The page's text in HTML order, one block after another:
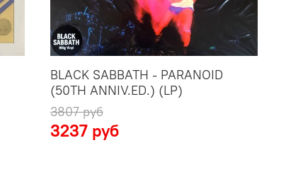
BLACK SABBATH - PARANOID
(50TH ANNIV.ED.) (LP)
3807 руб
3237 руб